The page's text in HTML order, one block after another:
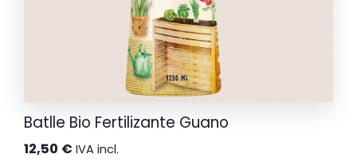
Batlle Bio Fertilizante Guano
12,50 € IVA incl.